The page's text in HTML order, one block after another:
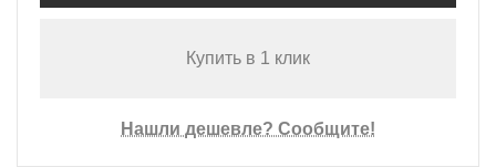
Купить в 1 клик
Нашли дешевле? Сообщите!